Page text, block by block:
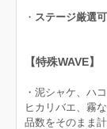
・ ステージ厳選
【特殊WAVE】
・泥シャケ、ハ
ヒカリバエ、霧
品数をそのまま